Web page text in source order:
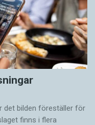
det bilden föreställer för
finns i flera